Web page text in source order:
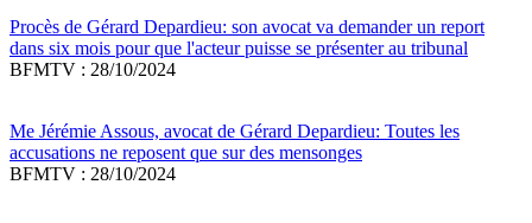
Procès de Gérard Depardieu: son avocat va demander un report
dans six mois pour que l'acteur puisse se présenter au tribunal
BFMTV : 28/10/2024
Me Jérémie Assous, avocat de Gérard Depardieu: Toutes les
accusations ne reposent que sur des mensonges
BFMTV : 28/10/2024